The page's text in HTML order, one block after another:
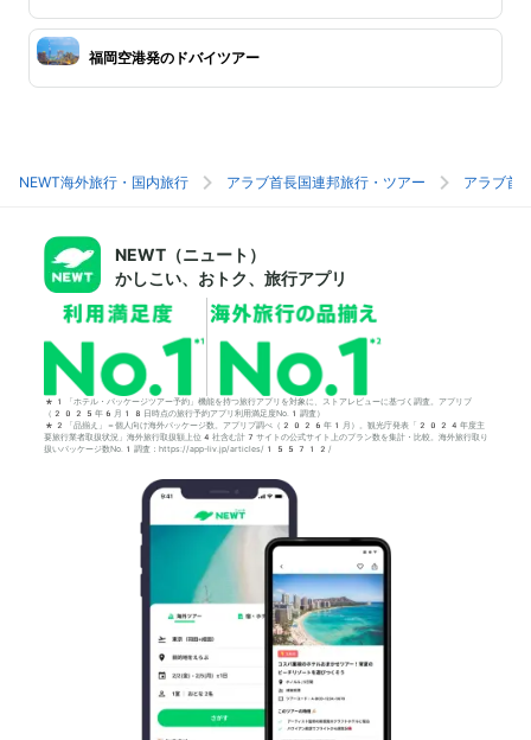
福岡空港発のドバイツアー
NEWT海外旅行・国内旅行 アラブ首長国連邦旅行・ツアー アラブ首
NEWT（ニュート）
かしこい、おトク、旅行アプリ
*1「ホテル・パッケージツアー予約」機能を持つ旅行アプリを対象に、ストアレビューに基づく調査。アプリブ
（2025年6月18日時点の旅行予約アプリ利用満足度No.1調査）
*2「品揃え」＝個人向け海外パッケージ数。アプリブ調べ（2026年1月）。観光庁発表「2024年度主
要旅行業者取扱状況」海外旅行取扱額上位4社含む計7サイトの公式サイト上のプラン数を集計・比較。海外旅行取り
扱いパッケージ数No.1調査：https://app-liv.jp/articles/155712/